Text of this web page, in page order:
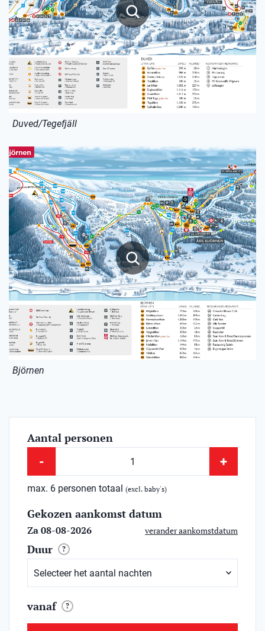
Duved/Tegefjäll
Björnen
Aantal personen
- +
max. 6 personen totaal (excl. baby's)
Gekozen aankomst datum
Za 08-08-2026 verander aankomstdatum
Duur ?
vanaf ?